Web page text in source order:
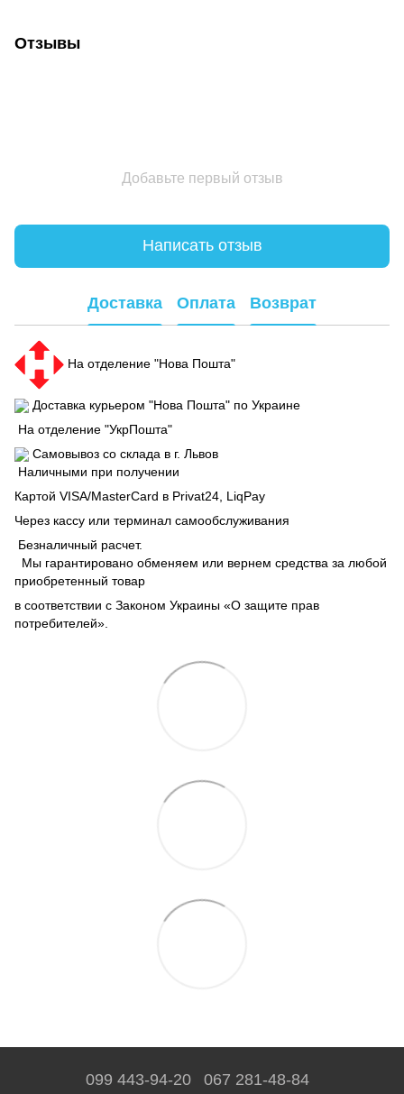
Отзывы
Добавьте первый отзыв
Написать отзыв
Доставка Оплата Возврат
На отделение "Нова Пошта"
Доставка курьером "Нова Пошта" по Украине
На отделение "УкрПошта"
Самовывоз со склада в г. Львов
Наличными при получении
Картой VISA/MasterCard в Рrivat24, LiqPay
Через кассу или терминал самообслуживания
Безналичный расчет.
Мы гарантировано обменяем или вернем средства за любой
приобретенный товар
в соответствии с Законом Украины «О защите прав
потребителей».
099 443-94-20 067 281-48-84